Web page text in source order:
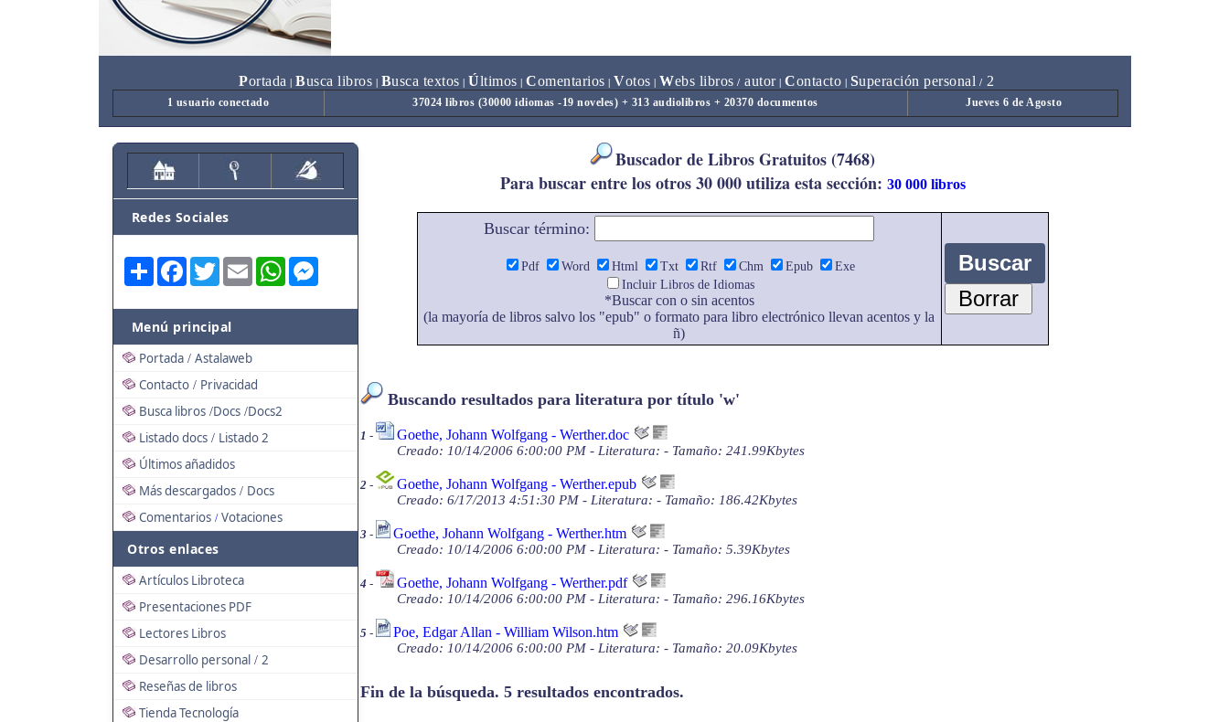
Portada Busca libros Busca textos Últimos |Comentarios Votos Webs libros / autor|Contacto Superación personal / 2
1 usuario conectado 37024 libros (30000 idiomas -19 noveles) + 313 audiolibros + 20370 documentos Jueves 6 de Agosto
Redes Sociales
Share FacebookTwitterEmail WhatsApp
Menú principal
Portada / Astalaweb
Contacto / Privacidad
Busca libros /Docs /Docs2
Listado docs / Listado 2
Últimos añadidos
Más descargados / Docs
Comentarios / Votaciones
Otros enlaces
Artículos Libroteca
Presentaciones PDF
Lectores Libros
Desarrollo personal / 2
Reseñas de libros
Tienda Tecnología
Buscador de Libros Gratuitos (7468)
Para buscar entre los otros 30 000 utiliza esta sección: 30 000 libros
Buscar término:
Pdf Word Html Txt Rtf Chm Epub
Exe
Incluir Libros de Idiomas
*Buscar con o sin acentos
(la mayoría de libros salvo los "epub" o formato para libro electrónico llevan acentos y la
ñ)
Buscando resultados para literatura por título 'w'
1 - Goethe, Johann Wolfgang - Werther.doc
Creado: 10/14/2006 6:00:00 PM - Literatura: - Tamaño: 241.99Kbytes
2 - Goethe, Johann Wolfgang - Werther.epub
Creado: 6/17/2013 4:51:30 PM - Literatura: - Tamaño: 186.42Kbytes
3 - Goethe, Johann Wolfgang - Werther.htm
Creado: 10/14/2006 6:00:00 PM - Literatura: - Tamaño: 5.39Kbytes
4 - Goethe, Johann Wolfgang - Werther.pdf
Creado: 10/14/2006 6:00:00 PM - Literatura: - Tamaño: 296.16Kbytes
5 - Poe, Edgar Allan - William Wilson.htm
Creado: 10/14/2006 6:00:00 PM - Literatura: - Tamaño: 20.09Kbytes
Fin de la búsqueda. 5 resultados encontrados.